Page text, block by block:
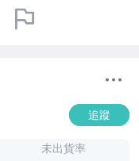
追蹤
未出貨率